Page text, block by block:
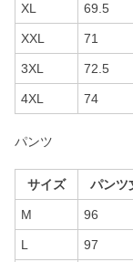
XL 69.5
XXL 71
3XL 72.5
4XL 74
パンツ
サイズ パンツ
M 96
L 97